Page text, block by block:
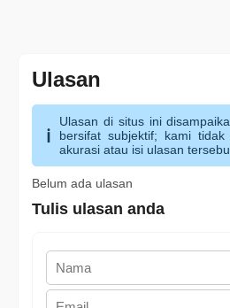
Ulasan
Ulasan di situs ini
bersifat subjektif; kami
akurasi atau isi ulasan
Belum ada ulasan
Tulis ulasan anda